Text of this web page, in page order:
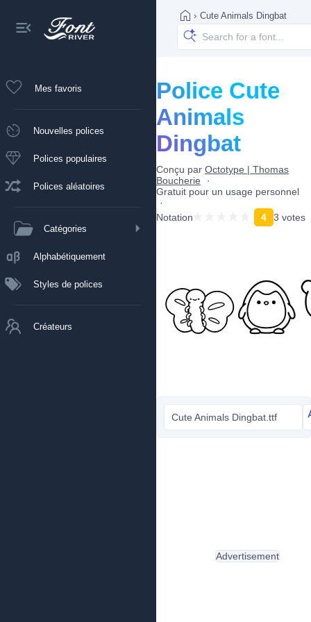
Mes favoris
Nouvelles polices
Polices populaires
Polices aléatoires
Catégories
Alphabétiquement
Styles de polices
Créateurs
› Cute Animals Dingbat
Police Cute
Animals
Dingbat
Conçu par Octotype | Thomas
Boucherie
Gratuit pour un usage personnel
Notation 4 3 votes
Cute Animals Dingbat.ttf
Advertisement